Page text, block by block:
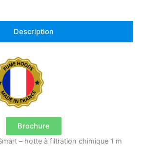
Description
Brochure
– hotte à filtration chimique 1 m